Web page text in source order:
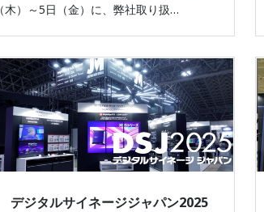
（木）～5日（金）に、弊社取り扱…
デジタルサイネージジャパン2025